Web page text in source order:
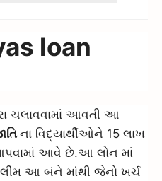
loan
ચલાવવામાં આવતી આ
ના વિદ્યાર્થીઓને 15 લાખ
આવે છે.આ લોન માં
આ બંને માંથી જેનો ખર્ચ